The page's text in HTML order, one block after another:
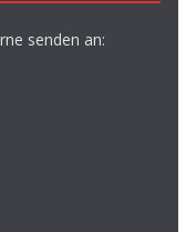
senden an: